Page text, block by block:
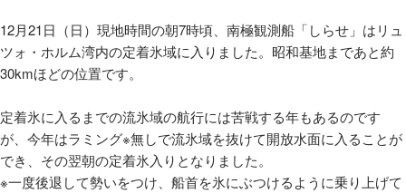
12月21日（日）現地時間の朝7時頃、南極観測船「しらせ」はリュ
ツォ・ホルム湾内の定着氷域に入りました。昭和基地まであと約
30kmほどの位置です。
定着氷に入るまでの流氷域の航行には苦戦する年もあるのです
が、今年はラミング※無しで流氷域を抜けて開放水面に入ることが
でき、その翌朝の定着氷入りとなりました。
※一度後退して勢いをつけ、船首を氷にぶつけるように乗り上げて